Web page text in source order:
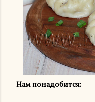
Нам понадобится: